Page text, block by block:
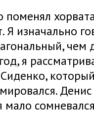
Я изначально
чем
я